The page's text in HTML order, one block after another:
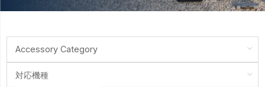
Accessory Category
対応機種